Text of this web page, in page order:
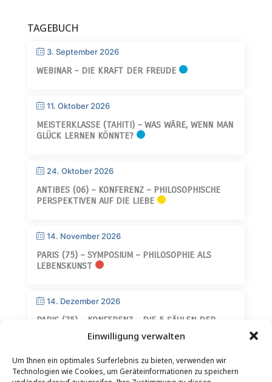
Einwilligung verwalten
Um Ihnen ein optimales Surferlebnis zu bieten, verwenden wir
Technologien wie Cookies, um Geräteinformationen zu speichern
TAGEBUCH
3. September 2026
WEBINAR – DIE KRAFT DER FREUDE
11. Oktober 2026
MEISTERKLASSE (TAHITI) – WAS WÄRE, WENN MAN
GLÜCK LERNEN KÖNNTE?
24. Oktober 2026
ANTIBES (06) – KONFERENZ – PHILOSOPHISCHE
PERSPEKTIVEN AUF DIE LIEBE
14. November 2026
PARIS (75) – SYMPOSIUM – PHILOSOPHIE ALS
LEBENSKUNST
14. Dezember 2026
PARIS (75) – KONFERENZ – DIE 5 SÄULEN DER